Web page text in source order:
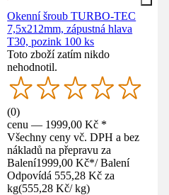
Okenní šroub TURBO-TEC
7,5x212mm, zápustná hlava
T30, pozink 100 ks
Toto zboží zatím nikdo
nehodnotil.
(0)
cenu — 1999,00 Kč *
Všechny ceny vč. DPH a bez
nákladů na přepravu za
Balení1999,00 Kč*/ Balení
Odpovídá 555,28 Kč za
kg(555,28 Kč/ kg)